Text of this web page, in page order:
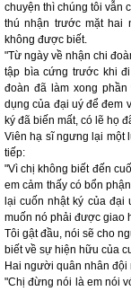
chuyện thì chúng tôi vẫn
thú nhận trước mặt hai
không được biết.
"Từ ngày về nhận chi
tập bìa cứng trước khi
đoàn đã làm xong
dụng của đại uý để đem
ký đã biến mất, có lẽ họ
Viên hạ sĩ ngưng lại một
tiếp:
"Vì chị không biết đến
em cảm thấy có bổn
lại cuốn nhật ký của
muốn nó phải được giao
Tôi gật đầu, nói sẽ cho
biết về sự hiện hữu của
Hai người quân nhân đội
"Chị đừng nói là em nói